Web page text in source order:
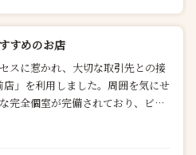
すめのお店
スに惹かれ、大切な取引先との接
」を利用しました。周囲を気にせ
完全個室が完備されており、ビジ